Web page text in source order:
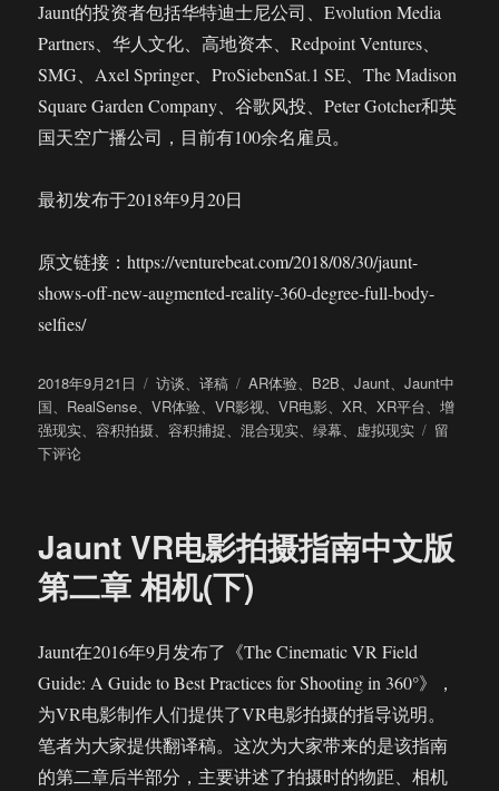
Jaunt的投资者包括华特迪士尼公司、Evolution Media
Partners、华人文化、高地资本、Redpoint Ventures、
SMG、Axel Springer、ProSiebenSat.1 SE、The Madison
Square Garden Company、谷歌风投、Peter Gotcher和英
国天空广播公司，目前有100余名雇员。
最初发布于2018年9月20日
原文链接：https://venturebeat.com/2018/08/30/jaunt-
shows-off-new-augmented-reality-360-degree-full-body-
selfies/
发
布
于
2018年9月21日
分
类
访谈、译稿
标
签
AR体验、 B2B、Jaunt、Jaunt中
国、 RealSense、VR体验、VR影视、VR电影、XR、XR平台、增
强现实、容积拍摄、容积捕捉、混合现实、绿幕、 虚拟现实
于
造
全
重
定
位
为
留
下评论
Jaunt VR电影拍摄指南中文版
第二章 相机(下)
Jaunt在2016年9月发布了《The Cinematic VR Field
Guide: A Guide to Best Practices for Shooting in 360°》，
为VR电影制作人们提供了VR电影拍摄的指导说明。
笔者为大家提供翻译稿。这次为大家带来的是该指南
的第二章后半部分，主要讲述了拍摄时的物距、相机